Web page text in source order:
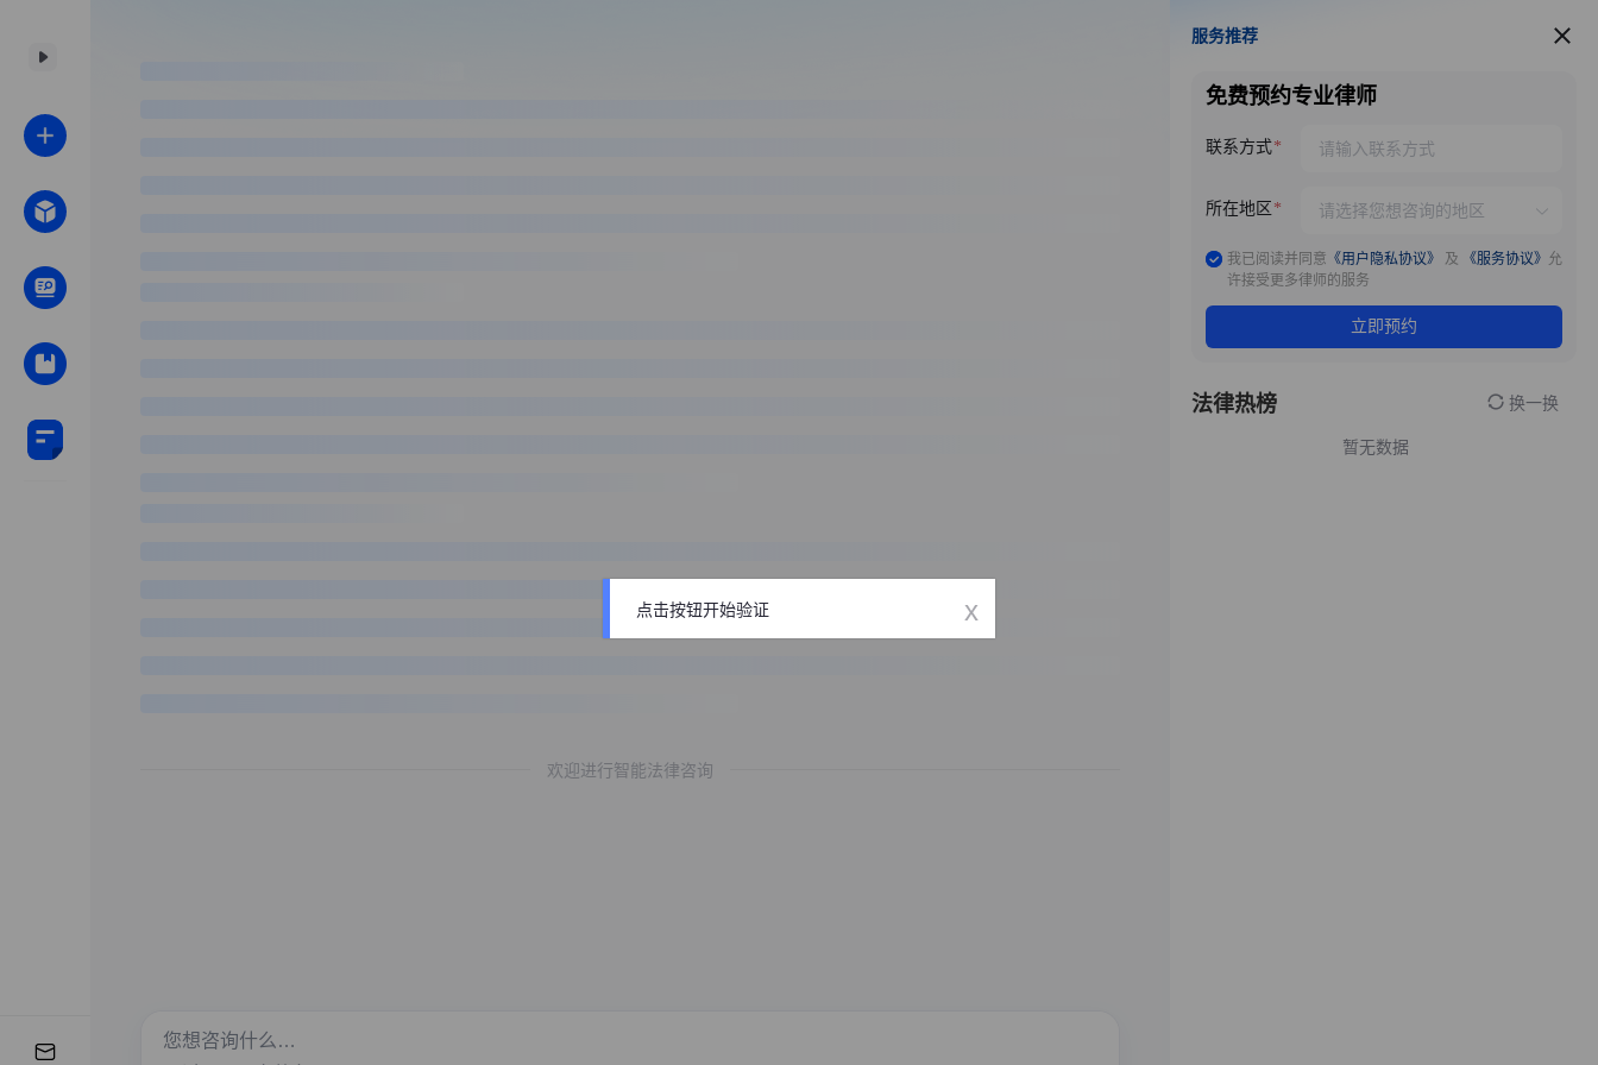
欢迎进行智能法律咨询
服务推荐
服务推荐
免费预约专业律师
联系方式
所在地区
我已阅读并同意 《用户隐私协议》 及 《服务协议》 允
许接受更多律师的服务
立即预约
法律热榜 换一换
暂无数据
点击按钮开始验证 x